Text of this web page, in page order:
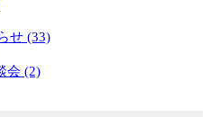
せ (33)
会 (2)